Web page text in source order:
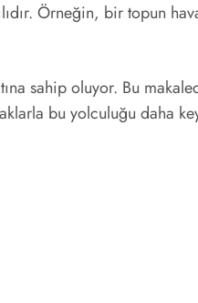
Örneğin, bir topun
sahip oluyor. Bu
bu yolculuğu daha